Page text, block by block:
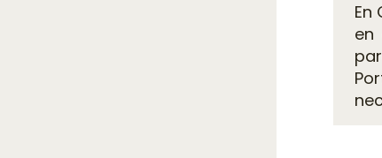
En
en